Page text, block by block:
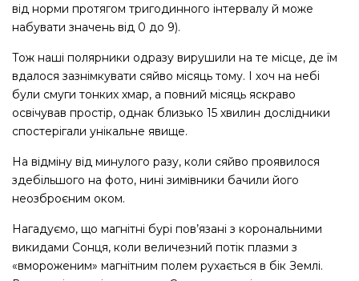
від норми протягом тригодинного інтервалу й може
набувати значень від 0 до 9).
Тож наші полярники одразу вирушили на те місце, де їм
вдалося зазнімкувати сяйво місяць тому. І хоч на небі
були смуги тонких хмар, а повний місяць яскраво
освічував простір, однак близько 15 хвилин дослідники
спостерігали унікальне явище.
На відміну від минулого разу, коли сяйво проявилося
здебільшого на фото, нині зимівники бачили його
неозброєним оком.
Нагадуємо, що магнітні бурі пов’язані з корональними
викидами Сонця, коли величезний потік плазми з
«вмороженим» магнітним полем рухається в бік Землі.